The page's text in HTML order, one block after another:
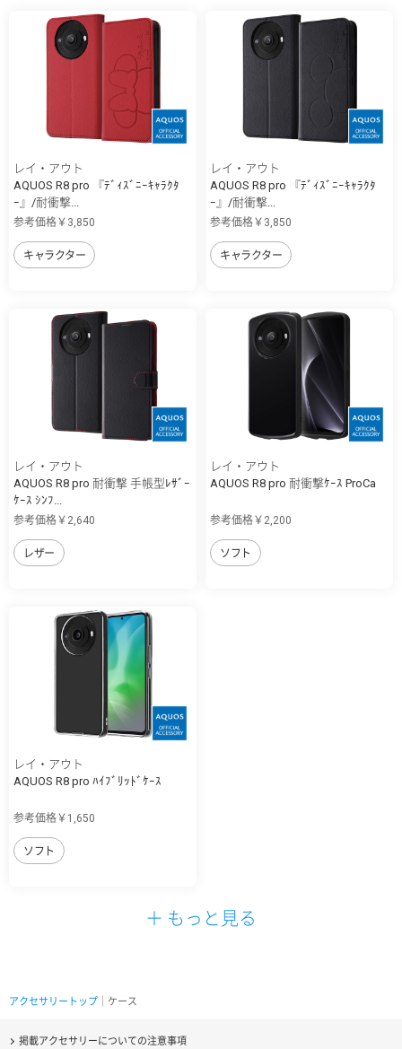
レイ・アウト
AQUOS R8 pro 『ﾃﾞｨｽﾞﾆｰｷｬﾗｸﾀ
ｰ』/耐衝撃...
参考価格￥3,850
キャラクター
レイ・アウト
AQUOS R8 pro 『ﾃﾞｨｽﾞﾆｰｷｬﾗｸﾀ
ｰ』/耐衝撃...
参考価格￥3,850
キャラクター
レイ・アウト
AQUOS R8 pro 耐衝撃 手帳型ﾚｻﾞｰ
ｹｰｽ ｼﾝﾌ...
参考価格￥2,640
レザー
レイ・アウト
AQUOS R8 pro 耐衝撃ｹｰｽ ProCa
参考価格￥2,200
ソフト
レイ・アウト
AQUOS R8 pro ﾊｲﾌﾞﾘｯﾄﾞｹｰｽ
参考価格￥1,650
ソフト
＋ もっと見る
アクセサリートップ ｜ケース
掲載アクセサリーについての注意事項